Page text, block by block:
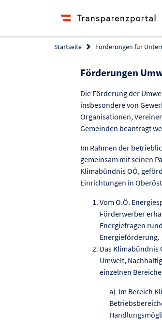
Startseite Förderungen für
Förderungen
Die Förderung der
insbesondere von
Organisationen,
Gemeinden beantragt
Im Rahmen der
gemeinsam mit seinen
Klimabündnis OÖ,
Einrichtungen in
Vom O.Ö.
Förderwerber
Energiefragen
Energieförderung.
Das Klimabündnis
Umwelt,
einzelnen
a) Im Bereich